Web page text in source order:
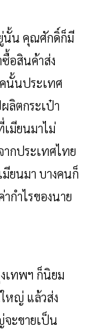
นั้น คุณศักดิ์ก็มี
อสินค้าส่ง
นั้นประเทศ
ลิตกระเป๋า
เมียนมาไม่
กประเทศไทย
มียนมา บางคนก็
กำไรของนาย
เทพฯ ก็นิยม
หญ่ แล้วส่ง
จะขายเป็น